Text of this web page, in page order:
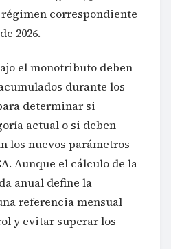
correspondiente
2026.
el monotributo deben
durante los
determinar si
actual o si deben
los nuevos parámetros
Aunque el cálculo de la
anual define la
referencia mensual
y evitar superar los